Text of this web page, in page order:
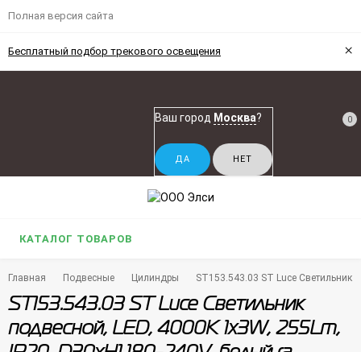
Полная версия сайта
Бесплатный подбор трекового освещения ×
Ваш город Москва? 0
КАТАЛОГ ТОВАРОВ
Главная Подвесные Цилиндры ST153.543.03 ST Luce Светильник
ST153.543.03 ST Luce Светильник
подвесной, LED, 4000K 1х3W, 255Lm,